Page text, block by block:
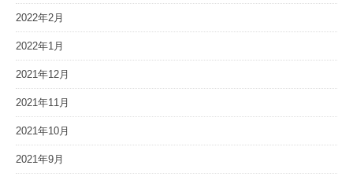
2022年2月
2022年1月
2021年12月
2021年11月
2021年10月
2021年9月